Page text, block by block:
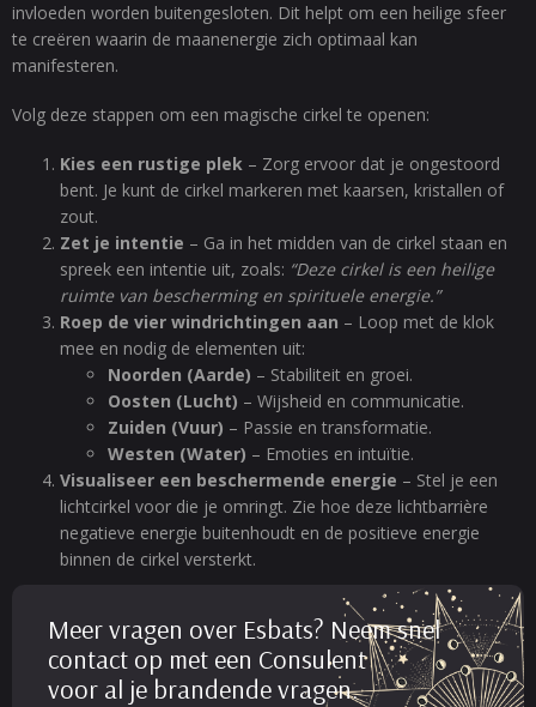
invloeden worden buitengesloten. Dit helpt om een heilige sfeer
te creëren waarin de maanenergie zich optimaal kan
manifesteren.
Volg deze stappen om een magische cirkel te openen:
Kies een rustige plek – Zorg ervoor dat je ongestoord
bent. Je kunt de cirkel markeren met kaarsen, kristallen of
zout.
Zet je intentie – Ga in het midden van de cirkel staan en
spreek een intentie uit, zoals: “Deze cirkel is een heilige
ruimte van bescherming en spirituele energie.”
Roep de vier windrichtingen aan – Loop met de klok
mee en nodig de elementen uit:
Noorden (Aarde) – Stabiliteit en groei.
Oosten (Lucht) – Wijsheid en communicatie.
Zuiden (Vuur) – Passie en transformatie.
Westen (Water) – Emoties en intuïtie.
Visualiseer een beschermende energie – Stel je een
lichtcirkel voor die je omringt. Zie hoe deze lichtbarrière
negatieve energie buitenhoudt en de positieve energie
binnen de cirkel versterkt.
Meer vragen over Esbats? Neem snel
contact op met een Consulent
voor al je brandende vragen.